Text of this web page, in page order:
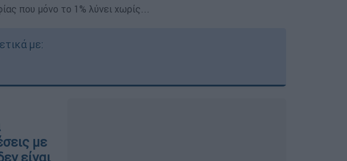
που μόνο το 1% λύνει χωρίς...
με:
με
είναι